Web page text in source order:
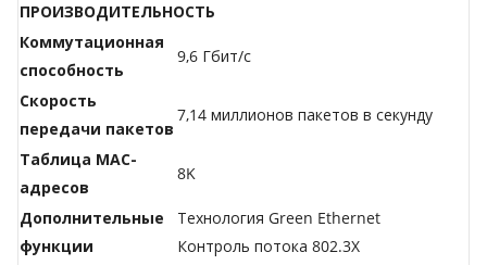
ПРОИЗВОДИТЕЛЬНОСТЬ
Коммутационная
способность
9,6 Гбит/с
Скорость
передачи пакетов
7,14 миллионов пакетов в секунду
Таблица МАС-
адресов
8K
Дополнительные
функции
Технология Green Ethernet
Контроль потока 802.3X